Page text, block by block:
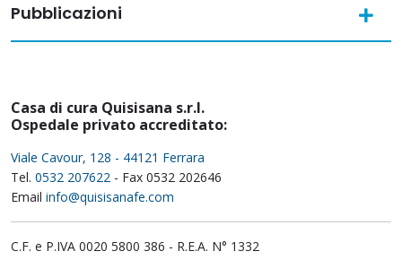
Pubblicazioni
Casa di cura Quisisana s.r.l.
Ospedale privato accreditato:
Viale Cavour, 128 - 44121 Ferrara
Tel. 0532 207622 - Fax 0532 202646
Email info@quisisanafe.com
C.F. e P.IVA 0020 5800 386 - R.E.A. N° 1332